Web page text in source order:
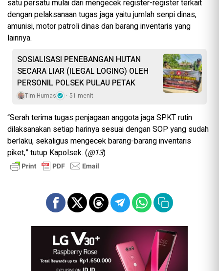
satu persatu mulai dari mengecek register-register terkait
dengan pelaksanaan tugas jaga yaitu jumlah senpi dinas,
amunisi, motor patroli dinas dan barang inventaris yang
lainnya.
SOSIALISASI PENEBANGAN HUTAN
SECARA LIAR (ILEGAL LOGING) OLEH
PERSONIL POLSEK PULAU PETAK
Tim Humas 51 menit
“Serah terima tugas penjagaan anggota jaga SPKT rutin
dilaksanakan setiap harinya sesuai dengan SOP yang sudah
berlaku, sekaligus mengecek barang-barang inventaris
piket,” tutup Kapolsek. (@13)